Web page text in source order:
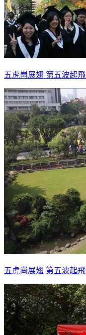
五虎崗展翅 第五波起飛
五虎崗展翅 第五波起飛